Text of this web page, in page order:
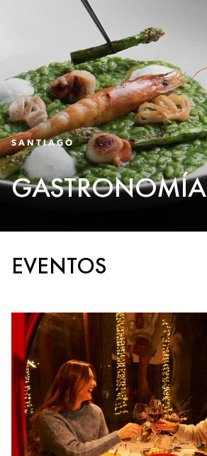
SANTIAGO
GASTRONOMÍA
EVENTOS